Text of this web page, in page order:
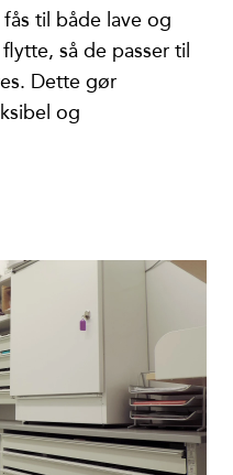
til både lave og
så de passer til
Dette gør
og